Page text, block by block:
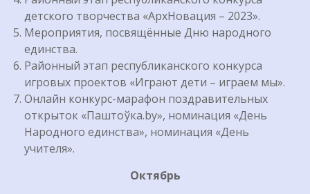
детского творчества «АрхНовация – 2023».
Мероприятия, посвящённые Дню народного
единства.
Районный этап республиканского конкурса
игровых проектов «Играют дети – играем мы».
Онлайн конкурс-марафон поздравительных
открыток «Паштоўка.by», номинация «День
Народного единства», номинация «День
учителя».
Октябрь